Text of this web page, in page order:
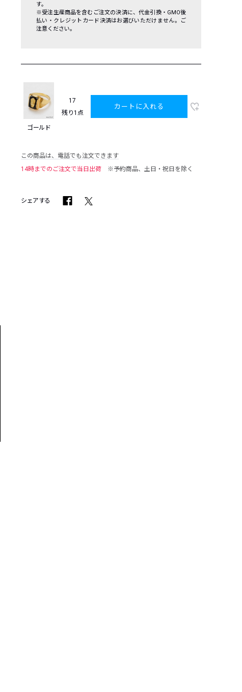
す。
※受注生産商品を含むご注文の決済に、代金引換・GMO後
払い・クレジットカード決済はお選びいただけません。ご
注意ください。
ゴールド
17
残り1点
カートに入れる
この商品は、電話でも注文できます
14時までのご注文で当日出荷
※予約商品、土日・祝日を除く
シェアする